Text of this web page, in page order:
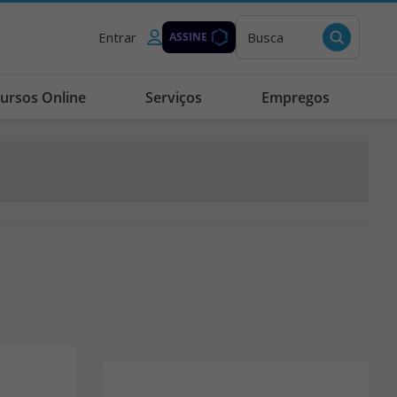
Entrar ASSINE Busca
Online Serviços Empregos